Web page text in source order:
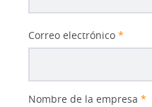
Correo electrónico *
Nombre de la empresa *